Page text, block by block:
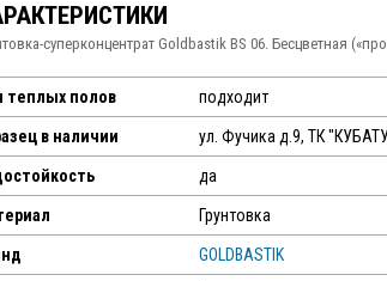
суперконцентрат Goldbastik BS 06. Бесцветная
теплых полов подходит
в наличии ул. Фучика д.9, ТК
да
Грунтовка
GOLDBASTIK